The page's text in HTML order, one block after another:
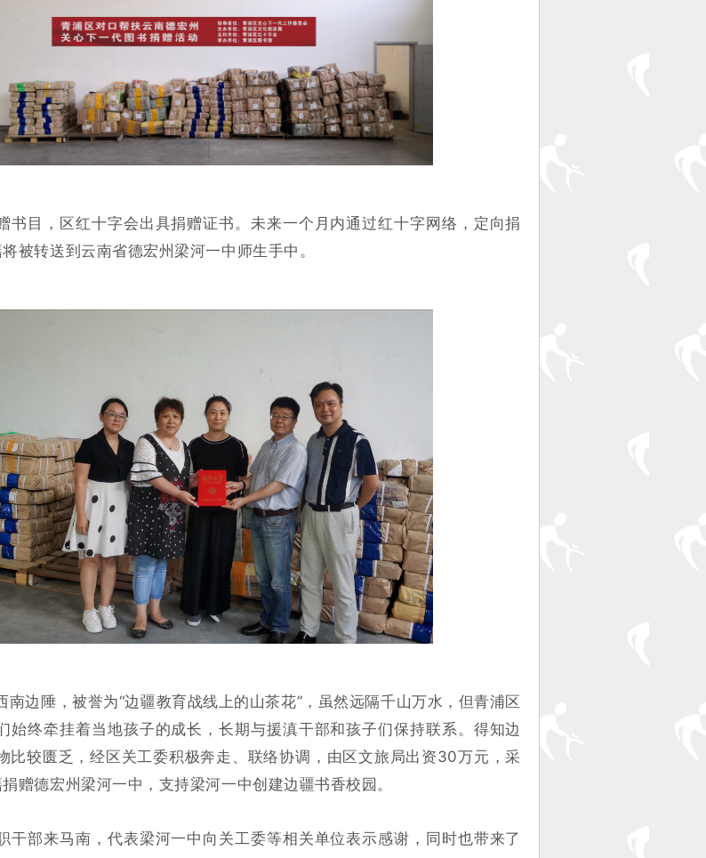
书目，区红十字会出具捐赠证书。未来一个月内通过红十字网络，定向捐
被转送到云南省德宏州梁河一中师生手中。
南边陲，被誉为“边疆教育战线上的山茶花”，虽然远隔千山万水，但青浦区
始终牵挂着当地孩子的成长，长期与援滇干部和孩子们保持联系。得知边
比较匮乏，经区关工委积极奔走、联络协调，由区文旅局出资30万元，采
赠德宏州梁河一中，支持梁河一中创建边疆书香校园。
干部来马南，代表梁河一中向关工委等相关单位表示感谢，同时也带来了